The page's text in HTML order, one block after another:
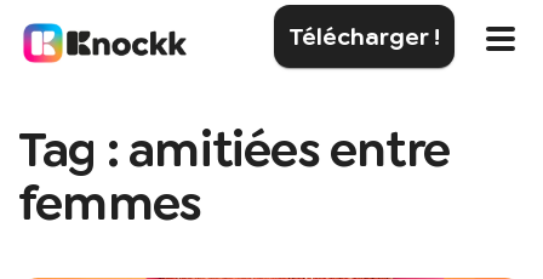
Télécharger !
Tag : amitiées entre
femmes